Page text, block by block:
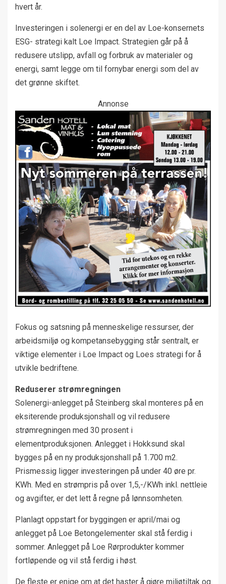
hvert år.
Investeringen i solenergi er en del av Loe-konsernets
ESG- strategi kalt Loe Impact. Strategien går på å
redusere utslipp, avfall og forbruk av materialer og
energi, samt legge om til fornybar energi som del av
det grønne skiftet.
Annonse
Fokus og satsning på menneskelige ressurser, der
arbeidsmiljø og kompetansebygging står sentralt, er
viktige elementer i Loe Impact og Loes strategi for å
utvikle bedriftene.
Reduserer strømregningen
Solenergi-anlegget på Steinberg skal monteres på en
eksiterende produksjonshall og vil redusere
strømregningen med 30 prosent i
elementproduksjonen. Anlegget i Hokksund skal
bygges på en ny produksjonshall på 1.700 m2.
Prismessig ligger investeringen på under 40 øre pr.
KWh. Med en strømpris på over 1,5,-/KWh inkl. nettleie
og avgifter, er det lett å regne på lønnsomheten.
Planlagt oppstart for byggingen er april/mai og
anlegget på Loe Betongelementer skal stå ferdig i
sommer. Anlegget på Loe Rørprodukter kommer
fortløpende og vil stå ferdig i høst.
De fleste er enige om at det haster å gjøre miljøtiltak og